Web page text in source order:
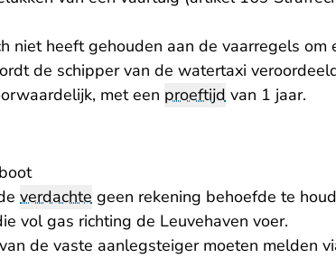
niet heeft gehouden aan de vaarregels om
de schipper van de watertaxi
met een proeftijd van 1 jaar.
verdachte geen rekening behoefde te
vol gas richting de Leuvehaven voer.
de vaste aanlegsteiger moeten melden